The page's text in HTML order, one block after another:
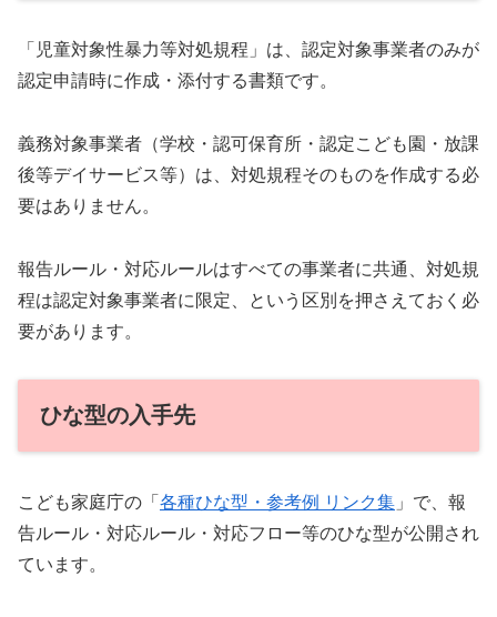
「児童対象性暴力等対処規程」は、認定対象事業者のみが
認定申請時に作成・添付する書類です。
義務対象事業者（学校・認可保育所・認定こども園・放課
後等デイサービス等）は、対処規程そのものを作成する必
要はありません。
報告ルール・対応ルールはすべての事業者に共通、対処規
程は認定対象事業者に限定、という区別を押さえておく必
要があります。
ひな型の入手先
こども家庭庁の「 各種ひな型・参考例 リンク集 」で、報
告ルール・対応ルール・対応フロー等のひな型が公開され
ています。